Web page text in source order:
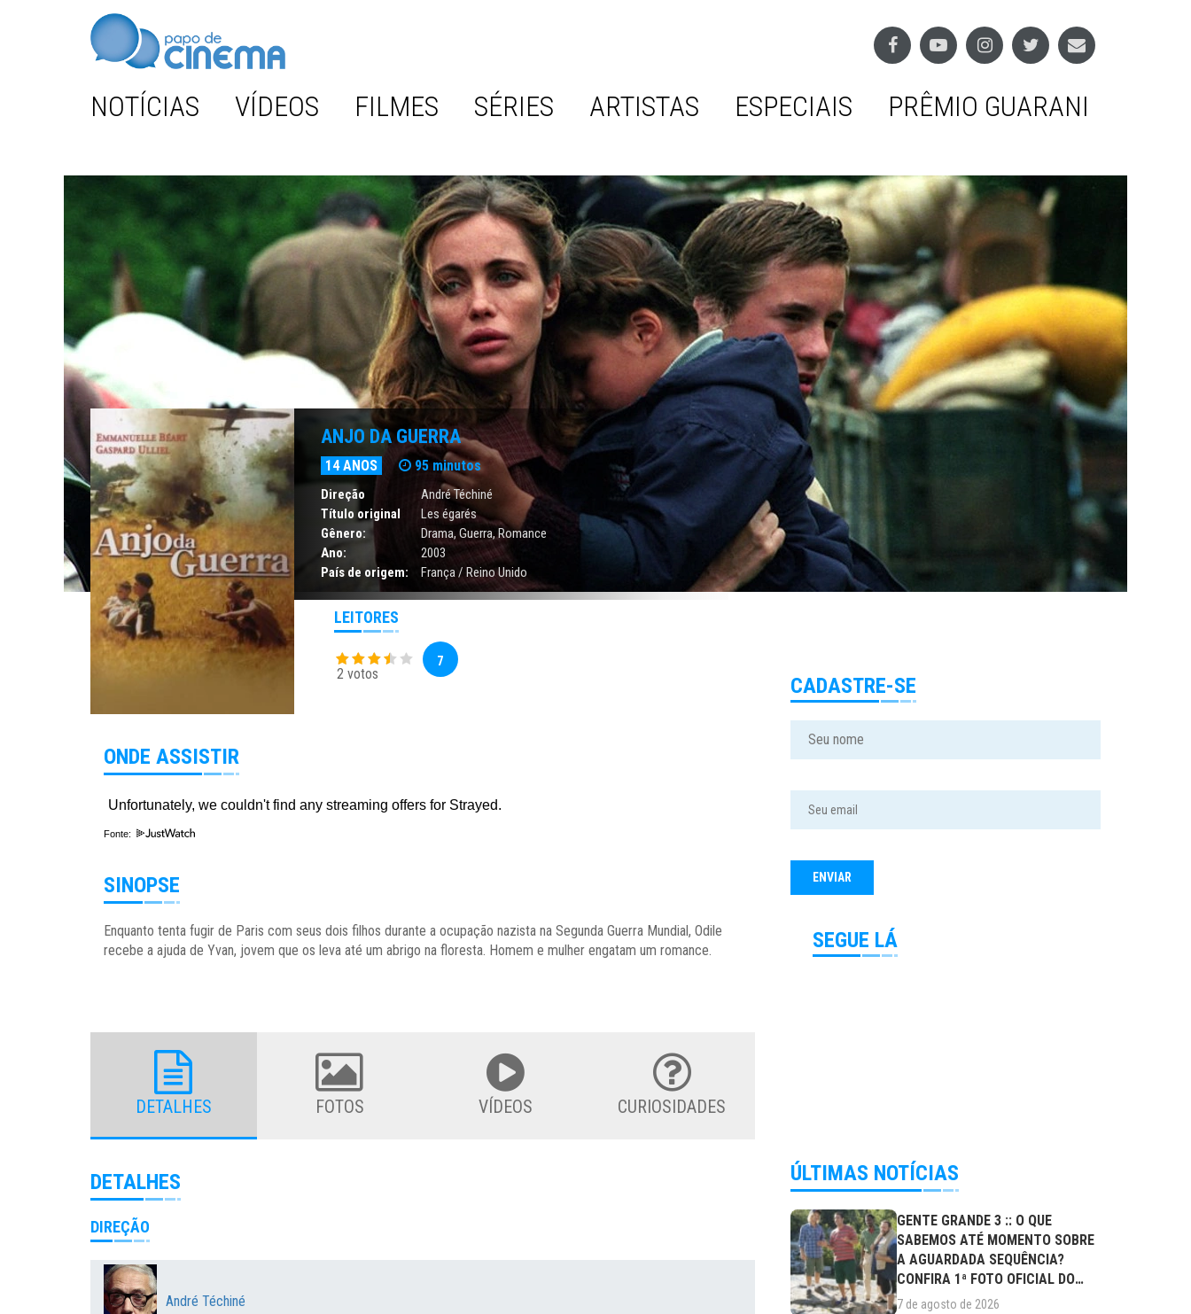
NOTÍCIAS VÍDEOS FILMES SÉRIES ARTISTAS ESPECIAIS PRÊMIO GUARANI
ANJO DA GUERRA
14 ANOS 95 minutos
Direção
André Téchiné
Título original
Les égarés
Gênero:
Drama,Guerra,Romance
Ano:
2003
País de origem:
França / Reino Unido
LEITORES
2 votos
7
ONDE ASSISTIR
Fonte:
SINOPSE
Enquanto tenta fugir de Paris com seus dois filhos durante a ocupação nazista na Segunda Guerra Mundial, Odile
recebe a ajuda de Yvan, jovem que os leva até um abrigo na floresta. Homem e mulher engatam um romance.
DETALHES FOTOS VÍDEOS CURIOSIDADES
DETALHES
DIREÇÃO
André Téchiné
CADASTRE-SE
SEGUE LÁ
ÚLTIMAS NOTÍCIAS
GENTE GRANDE 3 :: O QUE
SABEMOS ATÉ MOMENTO SOBRE
A AGUARDADA SEQUÊNCIA?
CONFIRA 1ª FOTO OFICIAL DO
ELENCO!
7 de agosto de 2026